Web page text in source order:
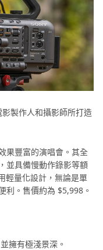
製作人和攝影師所打造
果豐富的演唱會。其全
並具備慢動作錄影等額
輕量化設計，無論是單
利。售價約為 $5,998。
擁有極淺景深。